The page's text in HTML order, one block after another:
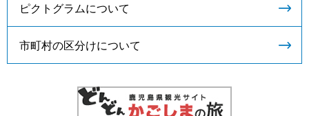
ピクトグラムについて
市町村の区分けについて